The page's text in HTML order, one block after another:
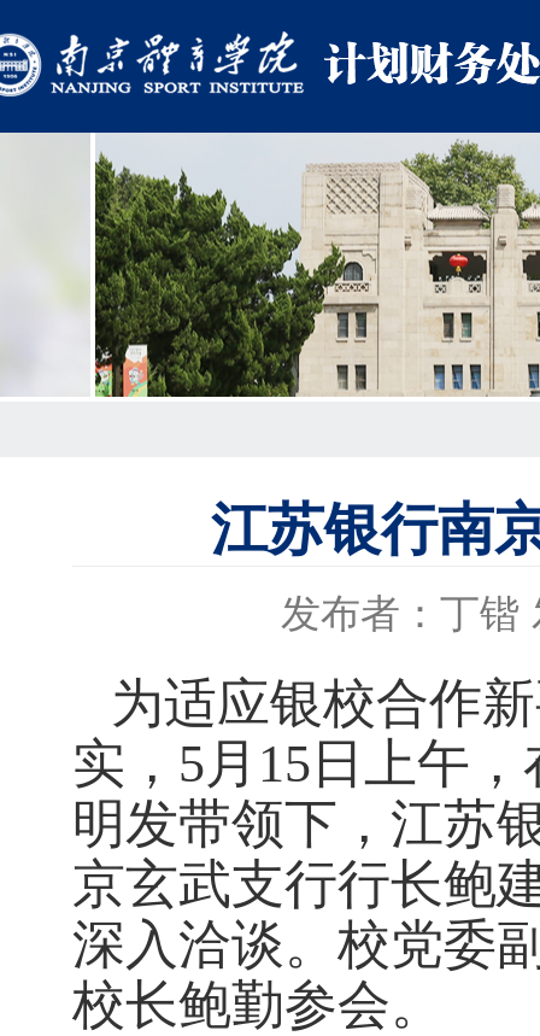
江苏银行南
发布者：丁锴
为适应银校合作
实， 5月15日上午
明发带领下，江苏
京玄武支行行长鲍
深入洽谈。校党委
校长鲍勤参会。